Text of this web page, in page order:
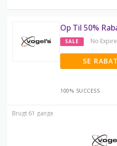
Op Til 50%
SALE No
SE
100% SUCCESS
Brugt 61 gange